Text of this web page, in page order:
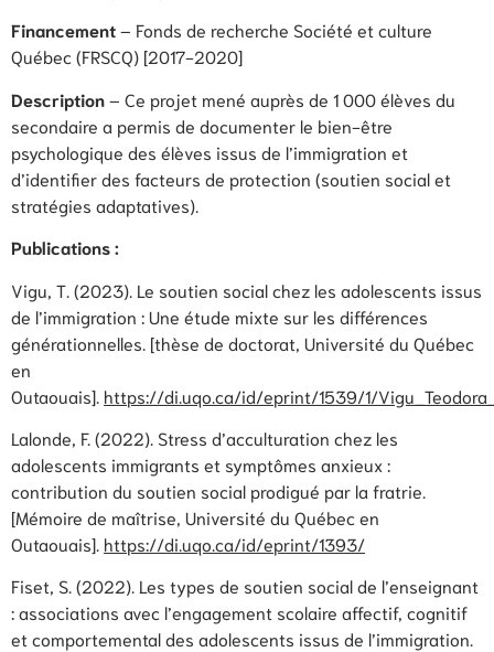
Financement– Fonds de recherche Société et culture
Québec (FRSCQ) [2017-2020]
Description– Ce projet mené auprès de 1 000 élèves du
secondaire a permis de documenter le bien-être
psychologique des élèves issus de l’immigration et
d’identifier des facteurs de protection (soutien social et
stratégies adaptatives).
Publications :
Vigu, T. (2023). Le soutien social chez les adolescents issus
de l’immigration : Une étude mixte sur les différences
générationnelles. [thèse de doctorat, Université du Québec
en
Outaouais]. https://di.uqo.ca/id/eprint/1539/1/
Lalonde, F. (2022). Stress d’acculturation chez les
adolescents immigrants et symptômes anxieux :
contribution du soutien social prodigué par la fratrie.
[Mémoire de maîtrise, Université du Québec en
Outaouais]. https://di.uqo.ca/id/eprint/1393/
Fiset, S. (2022). Les types de soutien social de l’enseignant
: associations avec l’engagement scolaire affectif, cognitif
et comportemental des adolescents issus de l’immigration.